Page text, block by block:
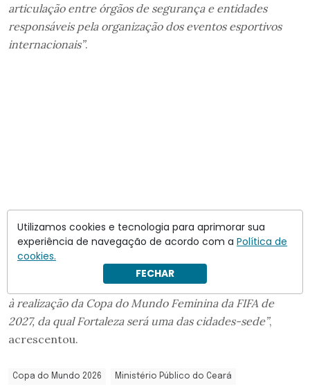
articulação entre órgãos de segurança e entidades
responsáveis pela organização dos eventos esportivos
internacionais”.
“As experiências observadas servirão de subsídio para o
planejamento e aperfeiçoamento das ações relacionadas
à realização da Copa do Mundo Feminina da FIFA de
2027, da qual Fortaleza será uma das cidades-sede”,
acrescentou.
Copa do Mundo 2026 Ministério Público do Ceará
Utilizamos cookies e tecnologia para aprimorar sua
experiência de navegação de acordo com a Política de
cookies.
FECHAR